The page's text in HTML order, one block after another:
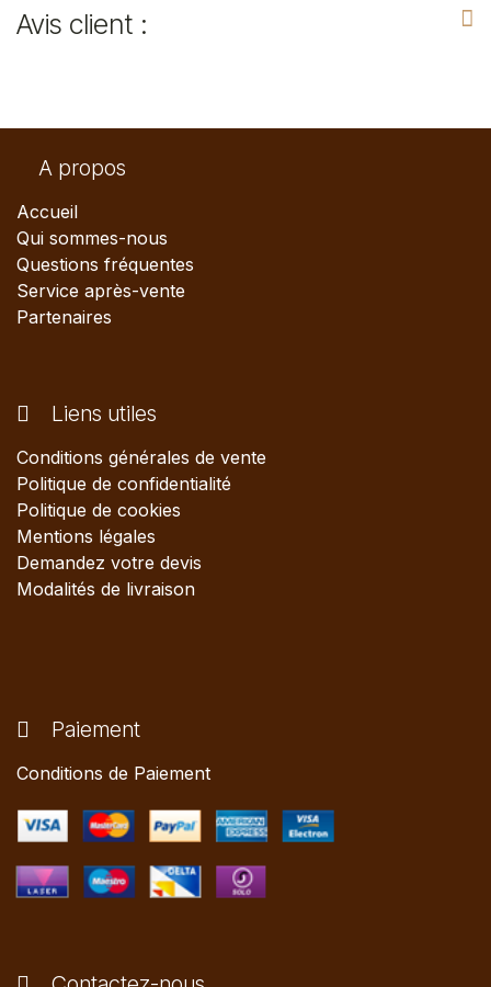
Avis client :
A propos
Accueil
Qui sommes-nous
Questions fréquentes
Service après-vente
Partenaires
Liens utiles
Conditions générales de vente
Politique de confidentialité
Politique de cookies
Mentions légales
Demandez votre devis
Modalités de livraison
Paiement
Conditions de Paiement